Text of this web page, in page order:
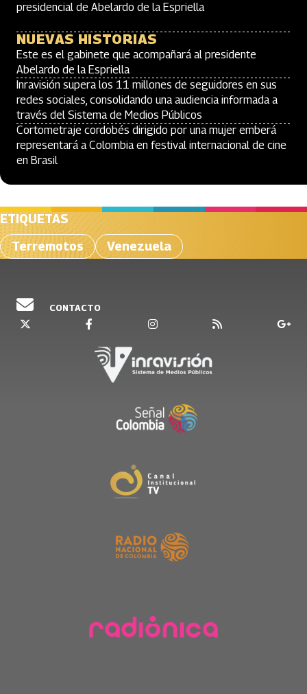
presidencial de Abelardo de la Espriella
NUEVAS HISTORIAS
Este es el gabinete que acompañará al presidente
Abelardo de la Espriella
Inravisión supera los 11 millones de seguidores en sus
redes sociales, consolidando una audiencia informada a
través del Sistema de Medios Públicos
Cortometraje cordobés dirigido por una mujer emberá
representará a Colombia en festival internacional de cine
en Brasil
ETIQUETAS
Terremotos
Venezuela
CONTACTO